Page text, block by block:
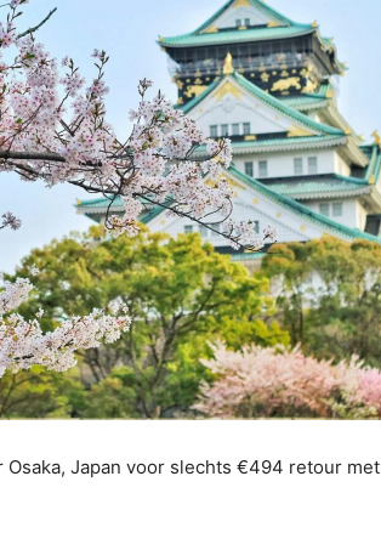
Japan voor slechts €494 retour met